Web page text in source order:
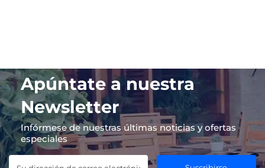
Apúntate a nuestra
Newsletter
Infórmese de nuestras últimas noticias y ofertas
especiales